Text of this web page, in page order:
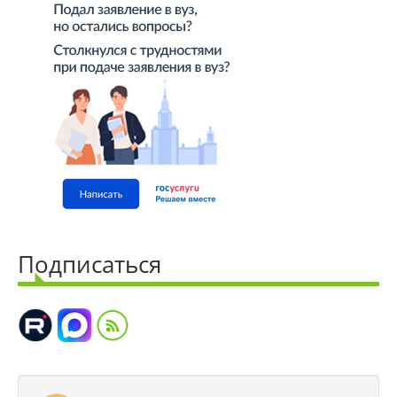
День открытых дверей
Иностранным гражданам
Конкурсные списки абитуриентов
Студентам
Подписаться